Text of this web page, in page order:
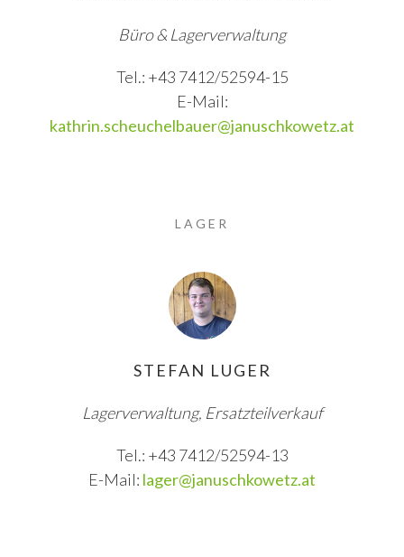
Büro & Lagerverwaltung
Tel.: +43 7412/52594-15
E-Mail:
kathrin.scheuchelbauer@januschkowetz.at
LAGER
STEFAN LUGER
Lagerverwaltung, Ersatzteilverkauf
Tel.: +43 7412/52594-13
E-Mail: lager@januschkowetz.at